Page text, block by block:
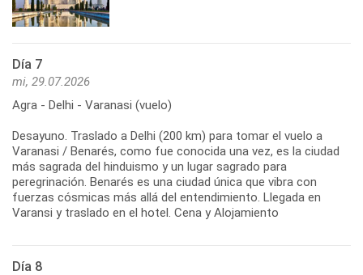
Día 7
mi, 29.07.2026
Agra - Delhi - Varanasi (vuelo)
Desayuno. Traslado a Delhi (200 km) para tomar el vuelo a
Varanasi / Benarés, como fue conocida una vez, es la ciudad
más sagrada del hinduismo y un lugar sagrado para
peregrinación. Benarés es una ciudad única que vibra con
fuerzas cósmicas más allá del entendimiento. Llegada en
Varansi y traslado en el hotel. Cena y Alojamiento
Día 8